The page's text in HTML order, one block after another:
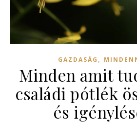
GAZDASÁG ,
Minden amit
családi pótlék
és